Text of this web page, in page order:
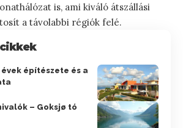
is, ami kiváló átszállási
a távolabbi régiók felé.
évek építészete és a
– Goksjø tó